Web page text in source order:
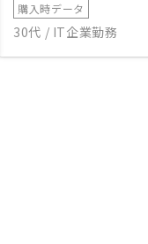
購入時データ
30代 / IT企業勤務